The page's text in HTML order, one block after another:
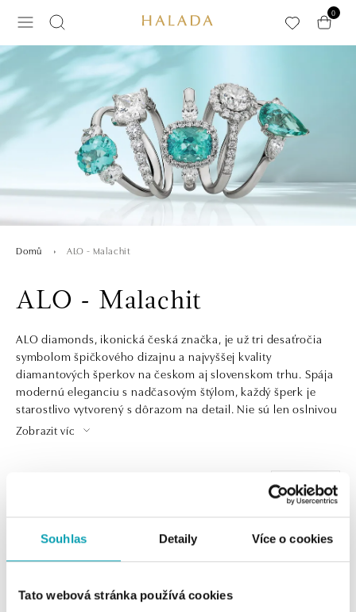
Souhlas Detaily Více o cookies
Tato webová stránka používá cookies
0
Domů ALO - Malachit
ALO - Malachit
ALO diamonds, ikonická česká značka, je už tri desaťročia
symbolom špičkového dizajnu a najvyššej kvality
diamantových šperkov na českom aj slovenskom trhu. Spája
modernú eleganciu s nadčasovým štýlom, každý šperk je
starostlivo vytvorený s dôrazom na detail. Nie sú len oslnivou
ozdobou. Sú aj investíciou do krásy, ktorá pretrvá generácie
Zobrazit víc
FILTR